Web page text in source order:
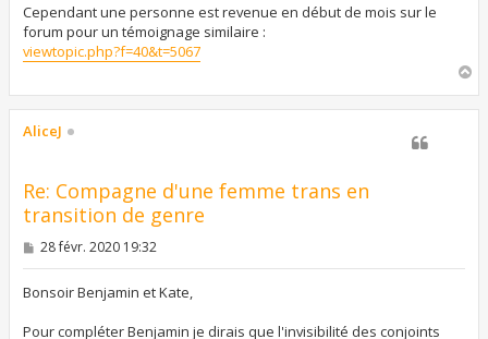
Cependant une personne est revenue en début de mois sur le
forum pour un témoignage similaire :
viewtopic.php?f=40&t=5067
u
AliceJ
Re: Compagne d'une femme trans en
transition de genre
M
s
28 févr. 2020 19:32
Bonsoir Benjamin et Kate,
Pour compléter Benjamin je dirais que l'invisibilité des conjoints